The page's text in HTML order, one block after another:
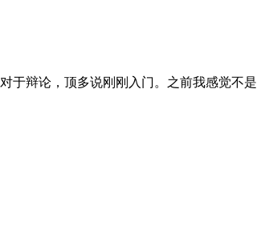
于辩论，顶多说刚刚入门。之前我感觉不是